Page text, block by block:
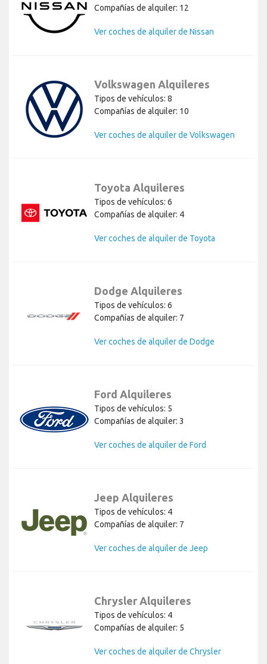
Compañías de alquiler: 12
Ver coches de alquiler de Nissan
Volkswagen Alquileres
Tipos de vehículos: 8
Compañías de alquiler: 10
Ver coches de alquiler de Volkswagen
Toyota Alquileres
Tipos de vehículos: 6
Compañías de alquiler: 4
Ver coches de alquiler de Toyota
Dodge Alquileres
Tipos de vehículos: 6
Compañías de alquiler: 7
Ver coches de alquiler de Dodge
Ford Alquileres
Tipos de vehículos: 5
Compañías de alquiler: 3
Ver coches de alquiler de Ford
Jeep Alquileres
Tipos de vehículos: 4
Compañías de alquiler: 7
Ver coches de alquiler de Jeep
Chrysler Alquileres
Tipos de vehículos: 4
Compañías de alquiler: 5
Ver coches de alquiler de Chrysler